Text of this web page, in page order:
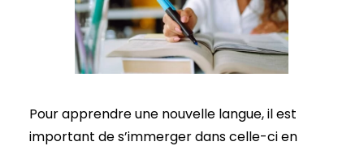
Pour apprendre une nouvelle langue, il est
important de s’immerger dans celle-ci en